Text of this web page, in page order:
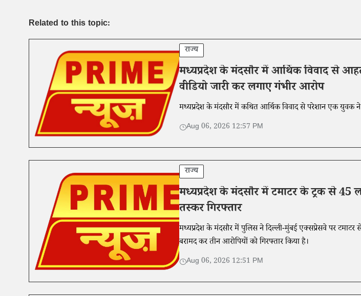
Related to this topic:
राज्य
मध्यप्रदेश के मंदसौर में आर्थिक विवाद से
वीडियो जारी कर लगाए गंभीर आरोप
मध्यप्रदेश के मंदसौर में कथित आर्थिक विवाद से परेशान एक युवक ने
Aug 06, 2026 12:57 PM
राज्य
मध्यप्रदेश के मंदसौर में टमाटर के ट्रक से 45
तस्कर गिरफ्तार
मध्यप्रदेश के मंदसौर में पुलिस ने दिल्ली-मुंबई एक्सप्रेसवे पर
बरामद कर तीन आरोपियों को गिरफ्तार किया है।
Aug 06, 2026 12:51 PM